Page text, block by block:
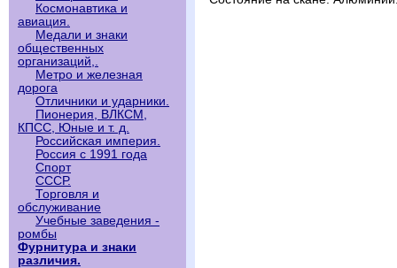
Космонавтика и
авиация.
Медали и знаки
общественных
организаций,.
Метро и железная
дорога
Отличники и ударники.
Пионерия, ВЛКСМ,
КПСС, Юные и т. д.
Российская империя.
Россия с 1991 года
Спорт
СССР.
Торговля и
обслуживание
Учебные заведения -
ромбы
Фурнитура и знаки
различия.